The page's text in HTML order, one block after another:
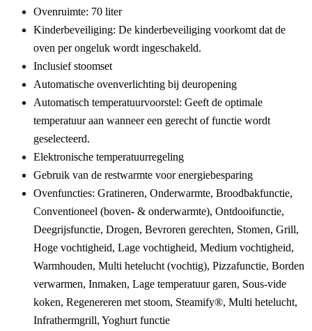
Ovenruimte: 70 liter
Kinderbeveiliging: De kinderbeveiliging voorkomt dat de
oven per ongeluk wordt ingeschakeld.
Inclusief stoomset
Automatische ovenverlichting bij deuropening
Automatisch temperatuurvoorstel: Geeft de optimale
temperatuur aan wanneer een gerecht of functie wordt
geselecteerd.
Elektronische temperatuurregeling
Gebruik van de restwarmte voor energiebesparing
Ovenfuncties: Gratineren, Onderwarmte, Broodbakfunctie,
Conventioneel (boven- & onderwarmte), Ontdooifunctie,
Deegrijsfunctie, Drogen, Bevroren gerechten, Stomen, Grill,
Hoge vochtigheid, Lage vochtigheid, Medium vochtigheid,
Warmhouden, Multi hetelucht (vochtig), Pizzafunctie, Borden
verwarmen, Inmaken, Lage temperatuur garen, Sous-vide
koken, Regenereren met stoom, Steamify®, Multi hetelucht,
Infrathermgrill, Yoghurt functie